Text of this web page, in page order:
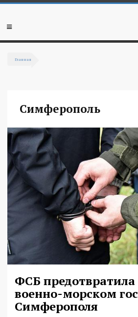
Перейти к основному содержанию
Мобильное
Главная
Симферополь
ФСБ предотвратила
военно-морском
Симферополя